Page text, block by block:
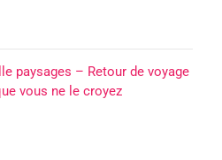
paysages – Retour de voyage
vous ne le croyez